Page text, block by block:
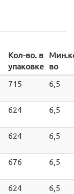
Кол-во. в
упаковке
во
715 6,5
624 6,5
624 6,5
676 6,5
624 6,5